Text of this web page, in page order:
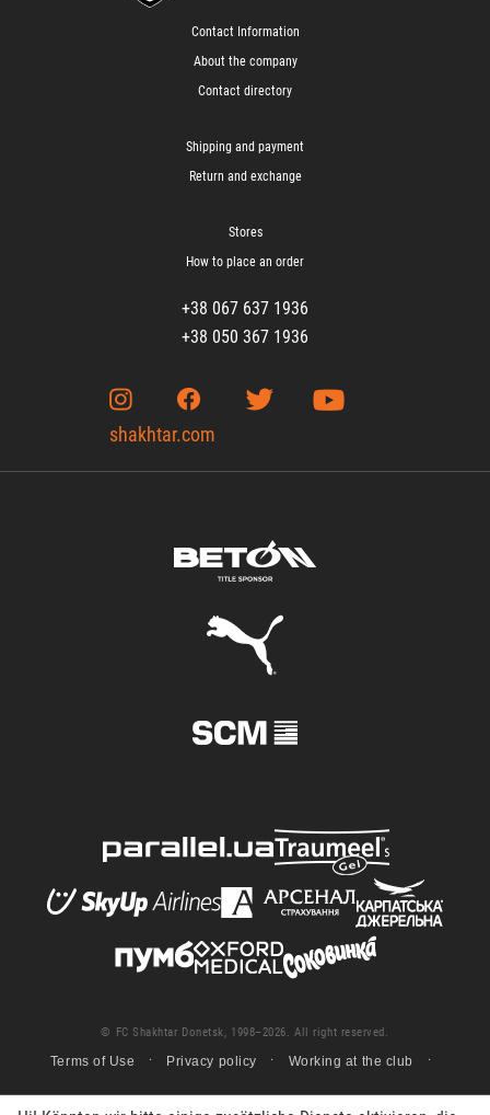
Contact Information
About the company
Contact directory
Shipping and payment
Return and exchange
Stores
How to place an order
+38 067 637 1936
+38 050 367 1936
shakhtar.com
© FC Shakhtar Donetsk, 1998–2026. All right reserved.
Terms of Use Privacy policy Working at the club